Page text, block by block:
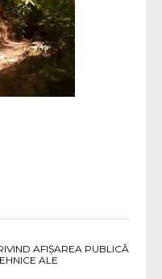
AFIȘAREA PUBLICĂ
ALE